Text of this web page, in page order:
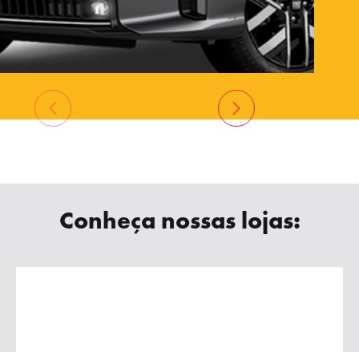
Conheça nossas lojas: